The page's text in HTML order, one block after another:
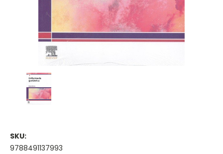
SKU:
9788491137993